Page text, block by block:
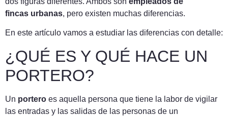
fincas urbanas, pero existen muchas diferencias.
En este artículo vamos a estudiar las diferencias con detalle:
¿QUÉ ES Y QUÉ HACE UN
PORTERO?
Un portero es aquella persona que tiene la labor de vigilar
las entradas y las salidas de las personas de un